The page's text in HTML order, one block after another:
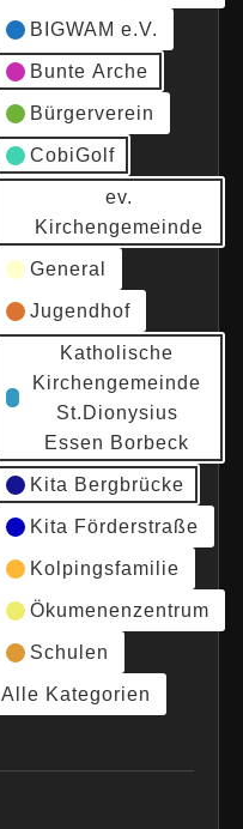
BIGWAM e.V.
Bunte Arche
Bürgerverein
CobiGolf
ev.
Kirchengemeinde
General
Jugendhof
Katholische
Kirchengemeinde
St.Dionysius
Essen Borbeck
Kita Bergbrücke
Kita Förderstraße
Kolpingsfamilie
Ökumenenzentrum
Schulen
Alle Kategorien